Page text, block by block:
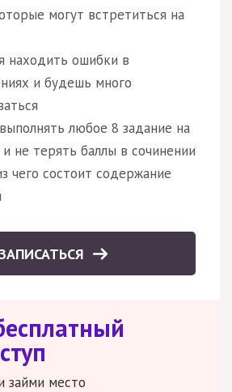
могут встретиться на
находить ошибки в
и будешь много
любое 8 задание на
не терять баллы в сочинении
чего состоит содержание
займи место